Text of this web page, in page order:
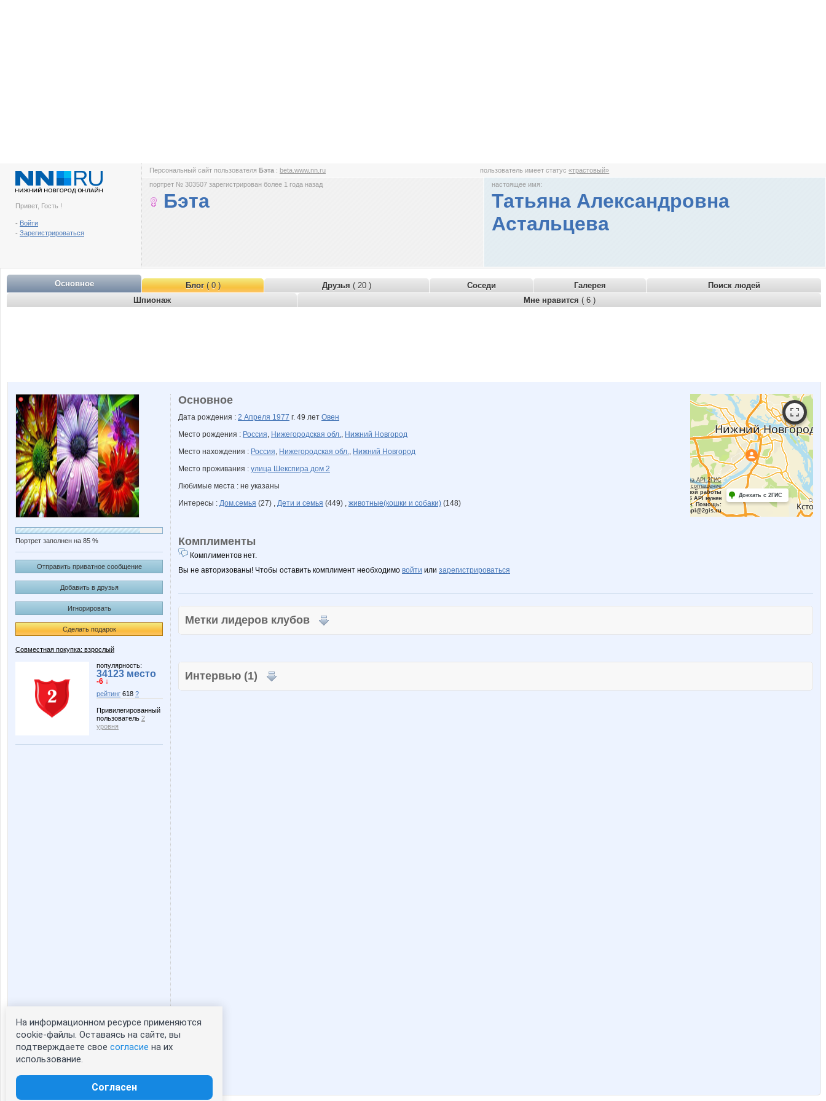
Привет, Гость !
- Войти
- Зарегистрироваться
Персональный сайт пользователя Бэта : beta.www.nn.ru пользователь имеет статус«трастовый»
портрет № 303507 зарегистрирован более 1 года назад
Бэта
настоящее имя:
Татьяна Александровна
Астальцева
Основное Блог( 0 ) Друзья ( 20 ) Соседи Галерея
Поиск людей
Шпионаж
Мне нравится ( 6 )
Портрет заполнен на 85 %
Отправить приватное сообщение
Добавить в друзья
Игнорировать
Сделать подарок
Совместная покупка: взрослый
популярность:
34123 место
-6 ↓
рейтинг 618 ?
Привилегированный
пользователь 2
уровня
Статистика портрета:
сейчас просматривают портрет - 0
зарегистрированные пользователи
Работает на API 2ГИС
Лицензионное соглашение
Для корректной работы
Raster JS API нужен
ключ. Помощь:
api@2gis.ru
Доехать с 2ГИС
Основное
Дата рождения : 2 Апреля 1977 г. 49 лет Овен
Место рождения : Россия, Нижегородская обл., Нижний Новгород
Место нахождения : Россия, Нижегородская обл., Нижний Новгород
Место проживания : улица Шекспира дом 2
Любимые места : не указаны
Интересы : Дом.семья (27) , Дети и семья (449) , животные(кошки и собаки) (148)
Комплименты
Комплиментов нет.
Вы не авторизованы! Чтобы оставить комплимент необходимо войти или зарегистрироваться
Метки лидеров клубов
Интервью (1)
На информационном ресурсе применяются
cookie-файлы. Оставаясь на сайте, вы
подтверждаете свое согласие на их
использование.
Согласен